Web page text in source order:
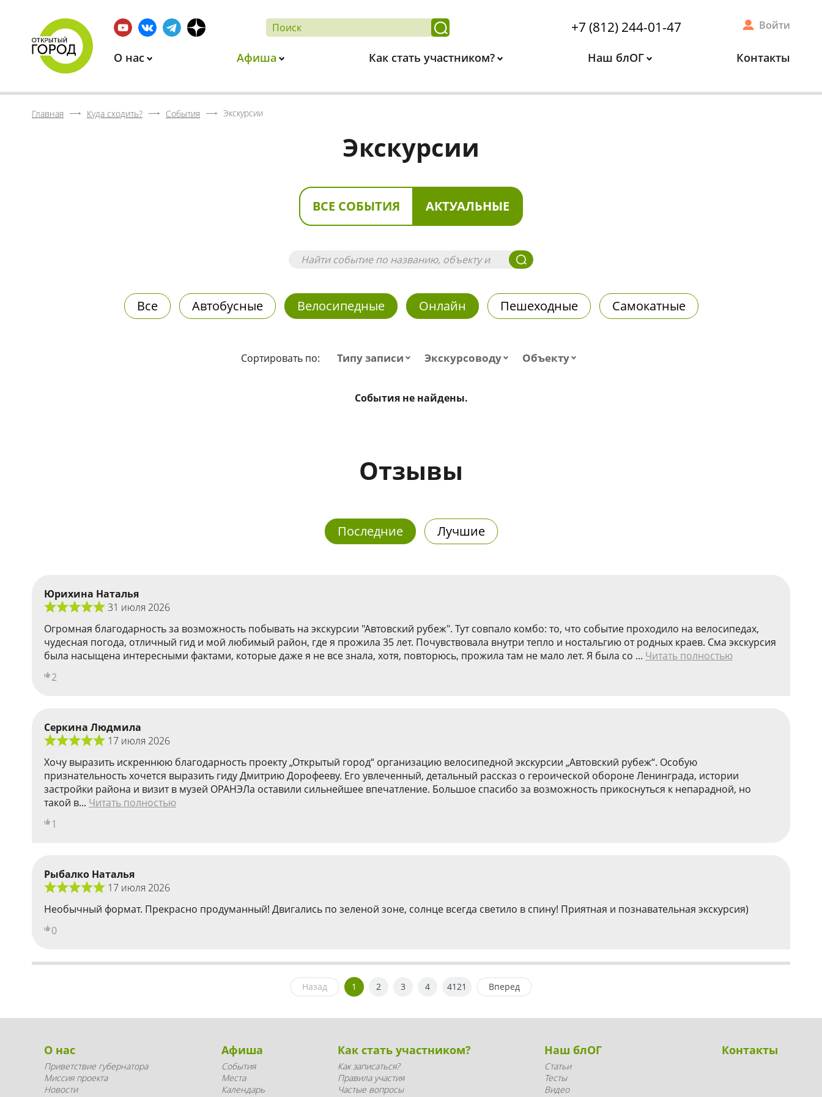
+7 (812) 244-01-47 Войти
О нас Афиша Как стать участником? Наш блОГ Контакты
Главная Куда сходить? События Экскурсии
Экскурсии
ВСЕ СОБЫТИЯ АКТУАЛЬНЫЕ
Все Автобусные Велосипедные Онлайн Пешеходные Самокатные
Сортировать по: Типу записи Экскурсоводу Объекту
События не найдены.
Отзывы
Последние Лучшие
Юрихина Наталья
31 июля 2026
Огромная благодарность за возможность побывать на экскурсии "Автовский рубеж". Тут совпало комбо: то, что событие проходило на велосипедах,
чудесная погода, отличный гид и мой любимый район, где я прожила 35 лет. Почувствовала внутри тепло и ностальгию от родных краев. Сма экскурсия
была насыщена интересными фактами, которые даже я не все знала, хотя, повторюсь, прожила там не мало лет. Я была со ... Читать полностью
2
Серкина Людмила
17 июля 2026
Хочу выразить искреннюю благодарность проекту „Открытый город“ организацию велосипедной экскурсии „Автовский рубеж“. Особую
признательность хочется выразить гиду Дмитрию Дорофееву. Его увлеченный, детальный рассказ о героической обороне Ленинграда, истории
застройки района и визит в музей ОРАНЭЛа оставили сильнейшее впечатление. Большое спасибо за возможность прикоснуться к непарадной, но
такой в... Читать полностью
1
Рыбалко Наталья
17 июля 2026
Необычный формат. Прекрасно продуманный! Двигались по зеленой зоне, солнце всегда светило в спину! Приятная и познавательная экскурсия)
0
Назад 1 2 3 4 4121 Вперед
О нас
Приветствие губернатора
Миссия проекта
Новости
Афиша
События
Места
Календарь
Как стать участником?
Как записаться?
Правила участия
Частые вопросы
Наш блОГ
Статьи
Тесты
Видео
Контакты